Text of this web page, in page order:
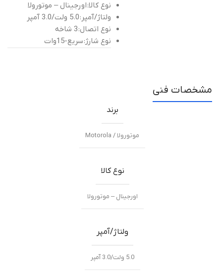
نوع کالا:اورجینال – موتورولا
ولتاژ/آمپر:5.0 ولت/3.0 آمپر
نوع اتصال:3 شاخه
نوع شارژ:سریع-15وات
مشخصات فنی
برند
موتورولا / Motorola
نوع کالا
اورجینال – موتورولا
ولتاژ/آمپر
5.0 ولت/3.0 آمپر